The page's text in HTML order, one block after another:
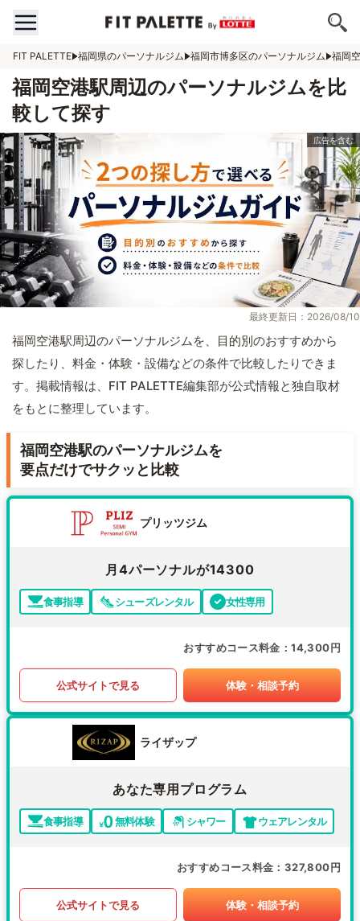
FIT PALETTE 福岡県のパーソナルジム 福岡市博多区のパーソナルジム 福岡
福岡空港駅周辺のパーソナルジムを比
較して探す
最終更新日：2026/08/10
福岡空港駅周辺のパーソナルジムを、目的別のおすすめから
探したり、料金・体験・設備などの条件で比較したりできま
す。掲載情報は、FIT PALETTE編集部が公式情報と独自取材
をもとに整理しています。
福岡空港駅のパーソナルジムを
要点だけでサクッと比較
プリッツジム
月4パーソナルが14300
食事指導 シューズレンタル 女性専用
おすすめコース料金 14,300円
公式サイトで見る 体験・相談予約
ライザップ
あなた専用プログラム
食事指導 無料体験 シャワー ウェアレンタル
おすすめコース料金 327,800円
公式サイトで見る 体験・相談予約